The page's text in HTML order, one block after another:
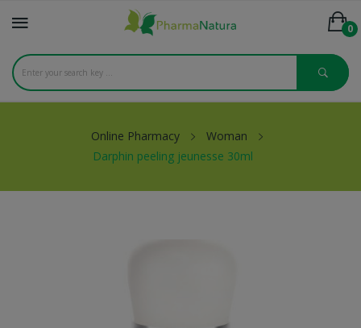
0
Online Pharmacy
Woman
Darphin peeling jeunesse 30ml